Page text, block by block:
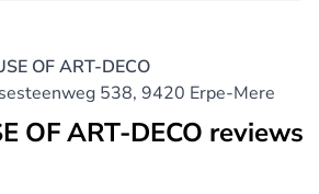
een verfijnd art deco interieur
met oog voor detail, dan is
partner om uw project vorm te
OF ART-DECO
538, 9420 Erpe-Mere